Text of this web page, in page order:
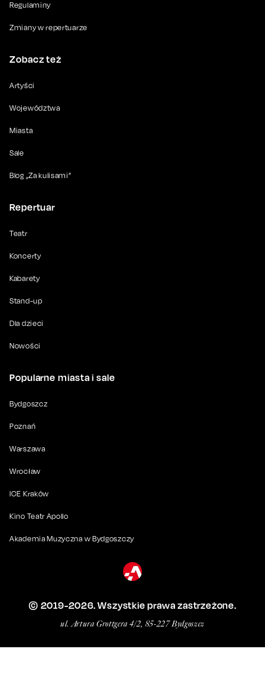
Regulaminy
Zmiany w repertuarze
Zobacz też
Artyści
Województwa
Miasta
Sale
Blog „Za kulisami”
Repertuar
Teatr
Koncerty
Kabarety
Stand-up
Dla dzieci
Nowości
Popularne miasta i sale
Bydgoszcz
Poznań
Warszawa
Wrocław
ICE Kraków
Kino Teatr Apollo
Akademia Muzyczna w Bydgoszczy
© 2019-2026. Wszystkie prawa zastrzeżone.
ul. Artura Grottgera 4/2, 85-227 Bydgoszcz